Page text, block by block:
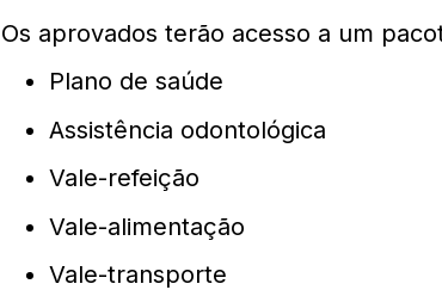
Os aprovados terão acesso a um
Plano de saúde
Assistência odontológica
Vale-refeição
Vale-alimentação
Vale-transporte